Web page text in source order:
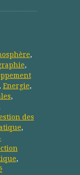
,
,
, Energie,
,
des
,
,